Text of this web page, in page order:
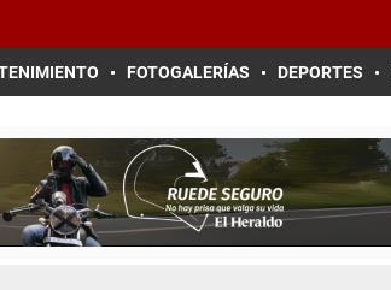
FOTOGALERÍAS DEPORTES